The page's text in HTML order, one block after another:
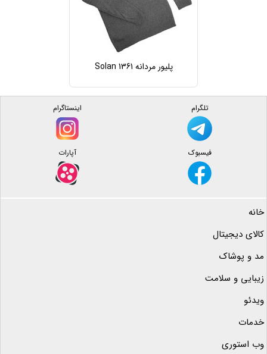
پلیور مردانه Solan 1361
تلگرام اینستاگرام
فیسبوک آپارات
خانه
کالای دیجیتال
مد و پوشاک
زیبایی و سلامت
ویدئو
خدمات
وب استوری